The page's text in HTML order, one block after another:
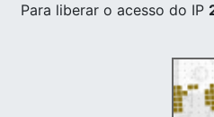
Para liberar o acesso do IP